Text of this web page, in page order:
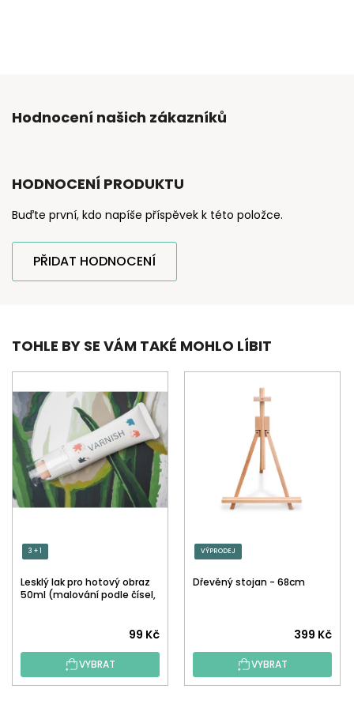
Hodnocení našich zákazníků
HODNOCENÍ PRODUKTU
Buďte první, kdo napíše příspěvek k této položce.
PŘIDAT HODNOCENÍ
TOHLE BY SE VÁM TAKÉ MOHLO LÍBIT
3 + 1
Lesklý lak pro hotový obraz
50ml (malování podle čísel,
hodnocení
produktu
je
99 Kč
VYBRAT
VÝPRODEJ
Dřevěný stojan - 68cm
399 Kč
VYBRAT